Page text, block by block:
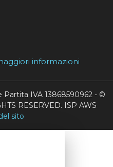
informazioni
Partita IVA 13868590962 - ©
RESERVED. ISP AWS
sito